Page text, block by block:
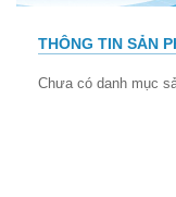
THÔNG TIN SẢN
Chưa có danh mục